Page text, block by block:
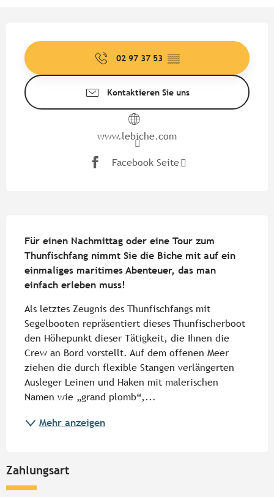
02 97 37 53 ▒▒
Kontaktieren Sie uns
www.lebiche.com
Facebook Seite
Für einen Nachmittag oder eine Tour zum
Thunfischfang nimmt Sie die Biche mit auf ein
einmaliges maritimes Abenteuer, das man
einfach erleben muss!
Als letztes Zeugnis des Thunfischfangs mit
Segelbooten repräsentiert dieses Thunfischerboot
den Höhepunkt dieser Tätigkeit, die Ihnen die
Crew an Bord vorstellt. Auf dem offenen Meer
ziehen die durch flexible Stangen verlängerten
Ausleger Leinen und Haken mit malerischen
Namen wie „grand plomb“,...
Mehr anzeigen
Zahlungsart